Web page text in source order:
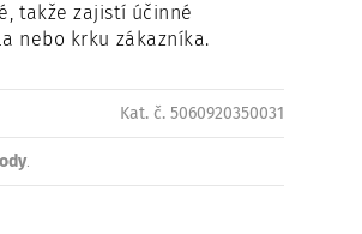
takže zajistí účinné
nebo krku zákazníka.
Kat. č. 5060920350031
.